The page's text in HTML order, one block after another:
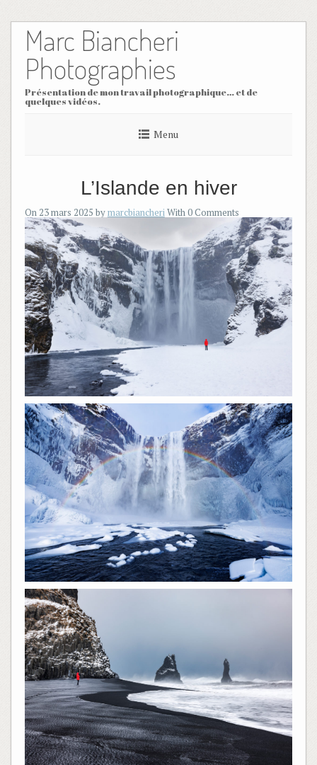
Skip
to
content
Marc Biancheri
Photographies
Présentation de mon travail photographique… et de
quelques vidéos.
Menu
L’Islande en hiver
On 23 mars 2025 bymarcbiancheriWith0Comments